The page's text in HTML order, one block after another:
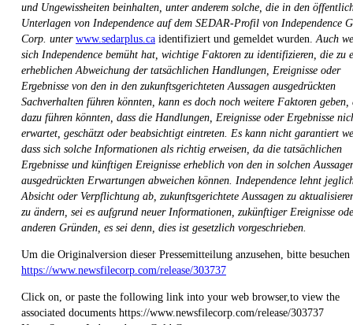
und Ungewissheiten beinhalten, unter anderem solche, die in den
Unterlagen von Independence auf dem SEDAR-Profil von Independence
Corp. unter www.sedarplus.ca identifiziert und gemeldet wurden. Auch
sich Independence bemüht hat, wichtige Faktoren zu identifizieren, die zu
erheblichen Abweichung der tatsächlichen Handlungen, Ereignisse oder
Ergebnisse von den in den zukunftsgerichteten Aussagen ausgedrückten
Sachverhalten führen könnten, kann es doch noch weitere Faktoren geben,
dazu führen könnten, dass die Handlungen, Ereignisse oder Ergebnisse
erwartet, geschätzt oder beabsichtigt eintreten. Es kann nicht garantiert
dass sich solche Informationen als richtig erweisen, da die tatsächlichen
Ergebnisse und künftigen Ereignisse erheblich von den in solchen
ausgedrückten Erwartungen abweichen können. Independence lehnt
Absicht oder Verpflichtung ab, zukunftsgerichtete Aussagen zu
zu ändern, sei es aufgrund neuer Informationen, zukünftiger Ereignisse
anderen Gründen, es sei denn, dies ist gesetzlich vorgeschrieben.
Um die Originalversion dieser Pressemitteilung anzusehen, bitte besuchen
https://www.newsfilecorp.com/release/303737
Click on, or paste the following link into your web browser,to view the
associated documents https://www.newsfilecorp.com/release/303737